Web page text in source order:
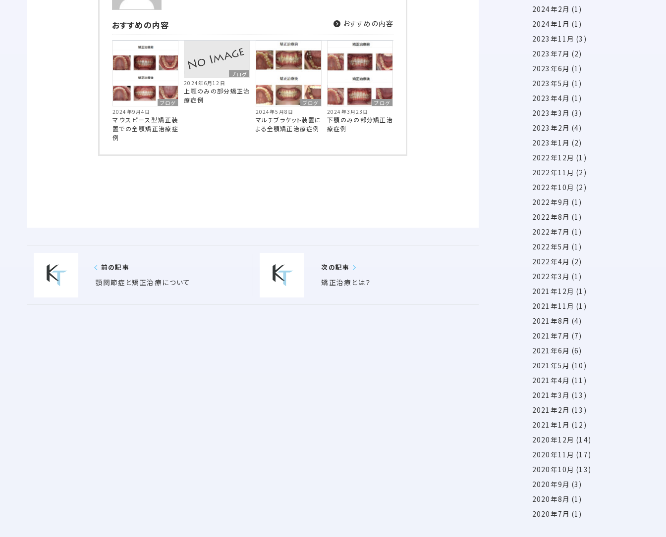
おすすめの内容 おすすめの内容
ブログ
2024年9月4日
マウスピース型矯正装
置での全顎矯正治療症
例
ブログ
2024年6月12日
上顎のみの部分矯正治
療症例
ブログ
2024年5月8日
マルチブラケット装置に
よる全顎矯正治療症例
ブログ
2024年3月23日
下顎のみの部分矯正治
療症例
前の記事
顎関節症と矯正治療について
次の記事
矯正治療とは？
2024年2月 (1)
2024年1月 (1)
2023年11月 (3)
2023年7月 (2)
2023年6月 (1)
2023年5月 (1)
2023年4月 (1)
2023年3月 (3)
2023年2月 (4)
2023年1月 (2)
2022年12月 (1)
2022年11月 (2)
2022年10月 (2)
2022年9月 (1)
2022年8月 (1)
2022年7月 (1)
2022年5月 (1)
2022年4月 (2)
2022年3月 (1)
2021年12月 (1)
2021年11月 (1)
2021年8月 (4)
2021年7月 (7)
2021年6月 (6)
2021年5月 (10)
2021年4月 (11)
2021年3月 (13)
2021年2月 (13)
2021年1月 (12)
2020年12月 (14)
2020年11月 (17)
2020年10月 (13)
2020年9月 (3)
2020年8月 (1)
2020年7月 (1)